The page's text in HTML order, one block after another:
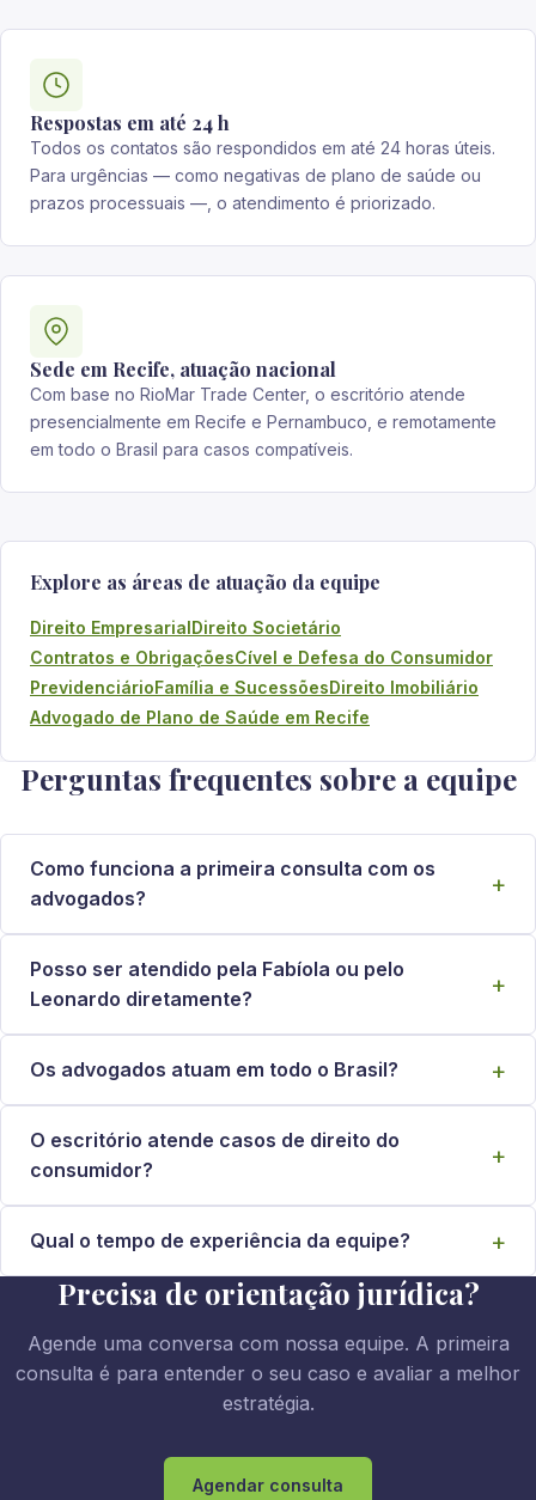
Respostas em até 24 h
Todos os contatos são respondidos em até 24 horas úteis.
Para urgências — como negativas de plano de saúde ou
prazos processuais —, o atendimento é priorizado.
Sede em Recife, atuação nacional
Com base no RioMar Trade Center, o escritório atende
presencialmente em Recife e Pernambuco, e remotamente
em todo o Brasil para casos compatíveis.
Explore as áreas de atuação da equipe
Direito EmpresarialDireito Societário
Contratos e ObrigaçõesCível e Defesa do Consumidor
PrevidenciárioFamília e SucessõesDireito Imobiliário
Advogado de Plano de Saúde em Recife
Perguntas frequentes sobre a equipe
Como funciona a primeira consulta com os
advogados?
Posso ser atendido pela Fabíola ou pelo
Leonardo diretamente?
Os advogados atuam em todo o Brasil?
O escritório atende casos de direito do
consumidor?
Qual o tempo de experiência da equipe?
Precisa de orientação jurídica?
Agende uma conversa com nossa equipe. A primeira
consulta é para entender o seu caso e avaliar a melhor
estratégia.
Agendar consulta